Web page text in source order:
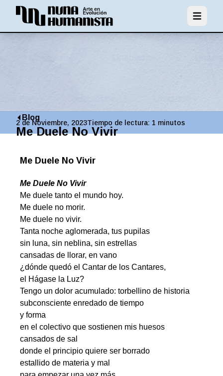
Abrir
Blog
Me Duele No Vivir
2 de Noviembre, 2023Tiempo de lectura: 1 minutos
Me Duele No Vivir
Me Duele No Vivir
Me duele tanto el mundo hoy.
Me duele no morir.
Me duele no vivir.
Tanta noche aglomerada, tus pupilas
sin luna, sin neblina, sin estrellas
cansadas de llorar, en vano
¿dónde quedó el Cantar de los Cantares,
el Hágase la Luz?
Tengo un dolor acumulado: torbellino de historia
subconsciente enredado de tiempo
y forma
en el colectivo que sostienen mis huesos
cansados de sal
donde el principio quiere ser borrado
estallido de materia y mal